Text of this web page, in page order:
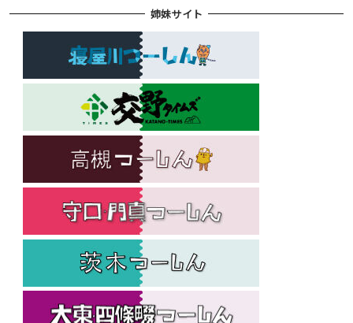
姉妹サイト